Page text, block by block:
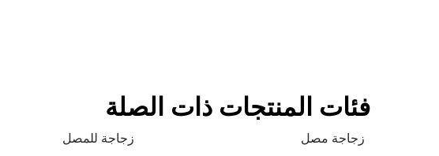
فئات المنتجات ذات الصلة
زجاجة مصل زجاجة للمصل